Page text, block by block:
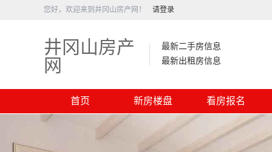
您好，欢迎来到井冈山房产网！ 请登录
井冈山房产
网
最新二手房信息
最新出租房信息
首页 新房楼盘 看房报名